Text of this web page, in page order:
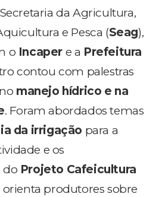
da Agricultura,
e Pesca (Seag),
o Incaper e a Prefeitura
contou com palestras
manejo hídrico e na
. Foram abordados temas
da irrigação para a
e os
do Projeto Cafeicultura
produtores sobre